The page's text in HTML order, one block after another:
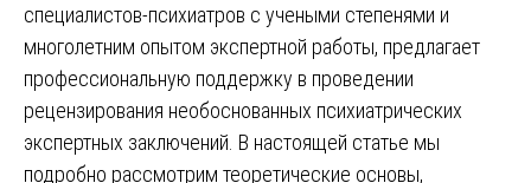
специалистов-психиатров с учеными степенями и
многолетним опытом экспертной работы, предлагает
профессиональную поддержку в проведении
рецензирования необоснованных психиатрических
экспертных заключений. В настоящей статье мы
подробно рассмотрим теоретические основы,